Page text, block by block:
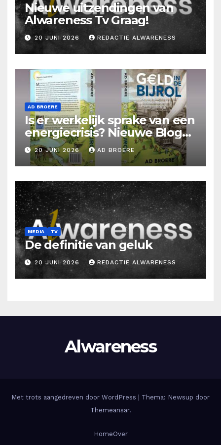
Nieuwe uitzendingen van
Alwareness Tv Graag!
20 JUNI 2026 REDACTIE ALWARENESS
AD BROERE
Is er werkelijk sprake van een
energiecrisis? Nieuwe Blog
Ad Broere
20 JUNI 2026 AD BROERE
MEDIA TV
De definitie van geluk
20 JUNI 2026 REDACTIE ALWARENESS
Alwareness
Met trots aangedreven door WordPress | Thema: Newsup door
Themeansar.
HomeOver